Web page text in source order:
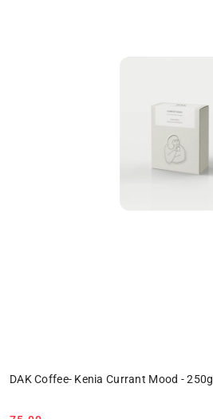
DAK Coffee- Kenia Currant Mood - 250g